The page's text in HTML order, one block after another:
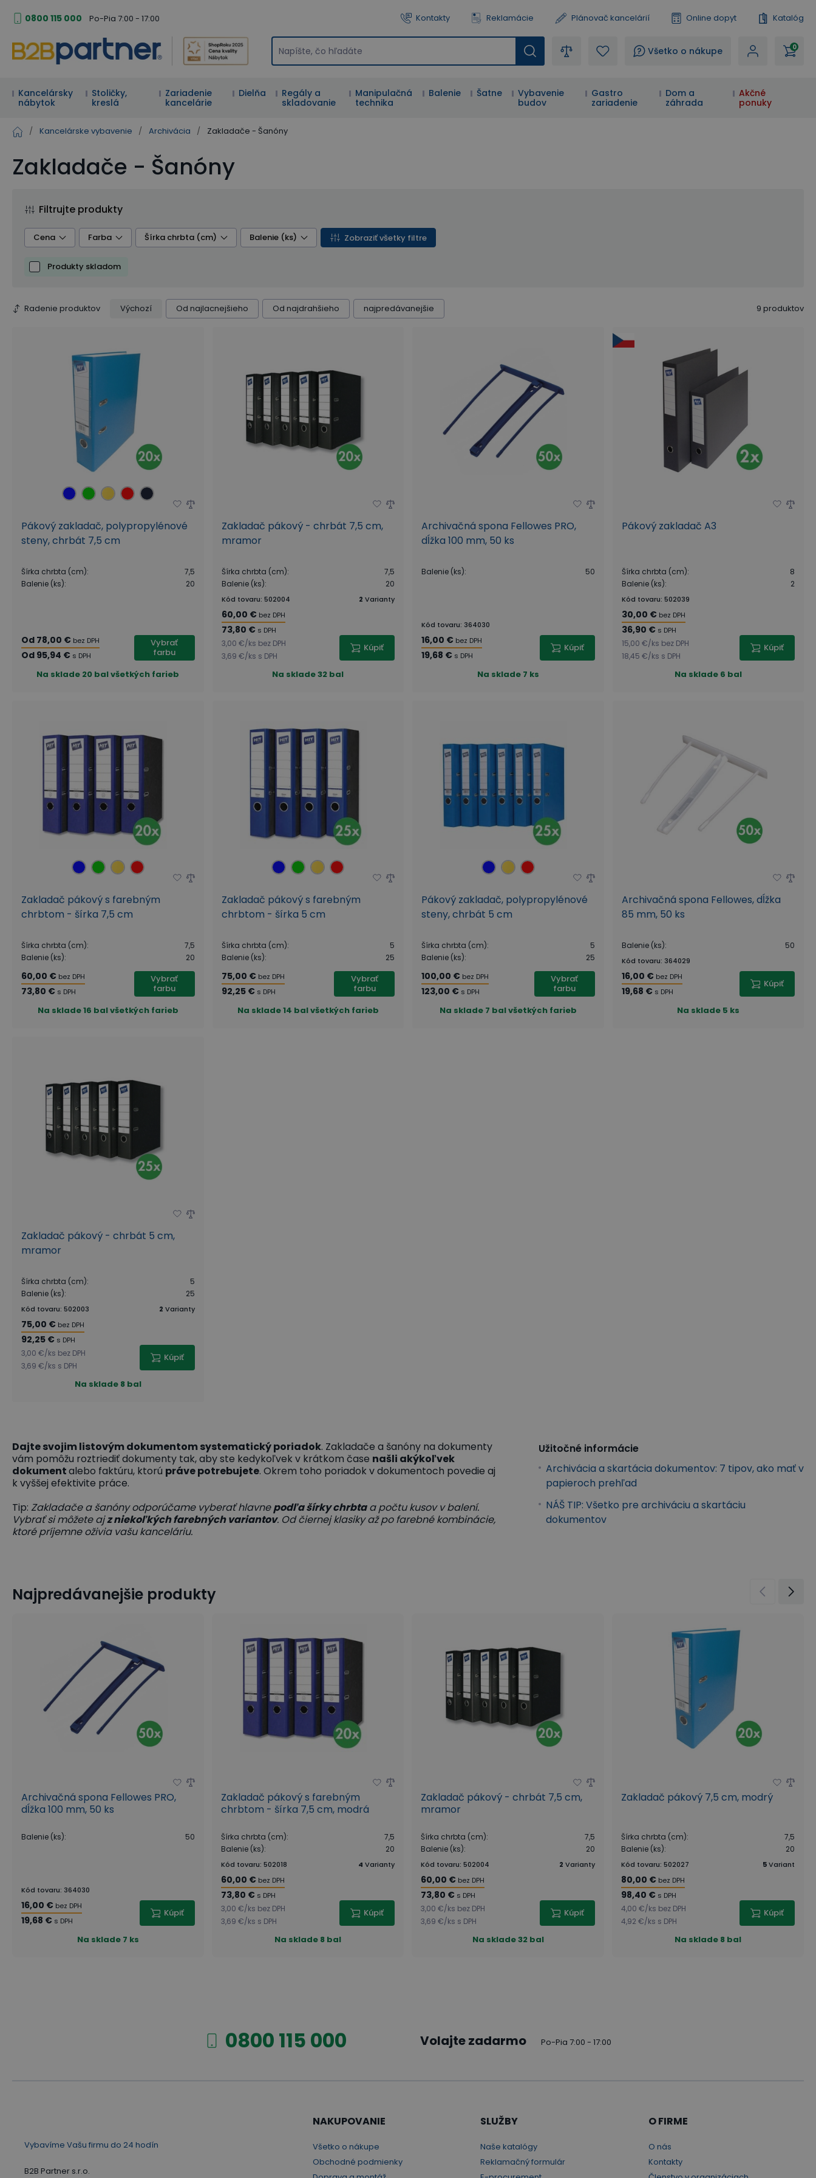
0800 115 000 Po-Pia 7:00 - 17:00 Kontakty Reklamácie Plánovač kancelárií Online dopyt Katalóg
? Všetko o nákupe 0
Kancelársky
nábytok
Stoličky,
kreslá
Zariadenie
kancelárie
Dielňa
Regály a
skladovanie
Manipulačná
technika
Balenie Šatne
Vybavenie
budov
Gastro
zariadenie
Dom a
záhrada
Akčné
ponuky
/ Kancelárske vybavenie / Archivácia / Zakladače - Šanóny
Zakladače - Šanóny
Filtrujte produkty
Cena Farba Šírka chrbta (cm) Balenie (ks) Zobraziť všetky filtre
Produkty skladom
Radenie produktov Výchozí Od najlacnejšieho Od najdrahšieho najpredávanejšie 9 produktov
Pákový zakladač, polypropylénové
steny, chrbát 7,5 cm
Šírka chrbta (cm):
7,5
Balenie (ks): 20
Od 78,00 € bez DPH
Od 95,94 € s DPH
Vybrať
farbu
Na sklade 20 bal všetkých farieb
Zakladač pákový - chrbát 7,5 cm,
mramor
Šírka chrbta (cm):
7,5
Balenie (ks): 20
Kód tovaru: 502004 2 Varianty
60,00 € bez DPH
73,80 € s DPH
3,00 €/ks bez DPH
3,69 €/ks s DPH
Kúpiť
Na sklade32 bal
Archivačná spona Fellowes PRO,
dĺžka 100 mm, 50 ks
Balenie (ks): 50
Kód tovaru: 364030
16,00 € bez DPH
19,68 € s DPH
Kúpiť
Na sklade 7 ks
Pákový zakladač A3
Šírka chrbta (cm):
8
Balenie (ks): 2
Kód tovaru: 502039
30,00 € bez DPH
36,90 € s DPH
15,00 €/ks bez DPH
18,45 €/ks s DPH
Kúpiť
Na sklade 6 bal
Zakladač pákový s farebným
chrbtom - šírka 7,5 cm
Šírka chrbta (cm):
7,5
Balenie (ks): 20
60,00 € bez DPH
73,80 € s DPH
Vybrať
farbu
Na sklade16 bal všetkých farieb
Zakladač pákový s farebným
chrbtom - šírka 5 cm
Šírka chrbta (cm):
5
Balenie (ks): 25
75,00 € bez DPH
92,25 € s DPH
Vybrať
farbu
Na sklade14 bal všetkých farieb
Pákový zakladač, polypropylénové
steny, chrbát 5 cm
Šírka chrbta (cm):
5
Balenie (ks): 25
100,00 € bez DPH
123,00 € s DPH
Vybrať
farbu
Na sklade 7 bal všetkých farieb
Archivačná spona Fellowes, dĺžka
85 mm, 50 ks
Balenie (ks): 50
Kód tovaru: 364029
16,00 € bez DPH
19,68 € s DPH
Kúpiť
Na sklade 5 ks
Zakladač pákový - chrbát 5 cm,
mramor
Šírka chrbta (cm):
5
Balenie (ks): 25
Kód tovaru: 502003 2 Varianty
75,00 € bez DPH
92,25 € s DPH
3,00 €/ks bez DPH
3,69 €/ks s DPH
Kúpiť
Na sklade 8 bal
Dajte svojim listovým dokumentom systematický poriadok. Zakladače a šanóny na dokumenty
vám pomôžu roztriediť dokumenty tak, aby ste kedykoľvek v krátkom čase našli akýkoľvek
dokumentalebo faktúru, ktorú práve potrebujete. Okrem toho poriadok v dokumentoch povedie aj
k vyššej efektivite práce.
Tip: Zakladače a šanóny odporúčame vyberať hlavnepodľa šírky chrbtaa počtu kusov v balení.
Vybrať si môžete ajz niekoľkých farebných variantov. Od čiernej klasiky až po farebné kombinácie,
ktoré príjemne oživia vašu kanceláriu.
Užitočné informácie
Archivácia a skartácia dokumentov: 7 tipov, ako mať v
papieroch prehľad
NÁŠ TIP: Všetko pre archiváciu a skartáciu
dokumentov
Najpredávanejšie produkty
Archivačná spona Fellowes PRO,
dĺžka 100 mm, 50 ks
Balenie (ks): 50
Kód tovaru: 364030
16,00 € bez DPH
19,68 € s DPH
Kúpiť
Na sklade 7 ks
Zakladač pákový s farebným
chrbtom - šírka 7,5 cm, modrá
Šírka chrbta (cm):
7,5
Balenie (ks): 20
Kód tovaru:502018 4 Varianty
60,00 € bez DPH
73,80 € s DPH
3,00 €/ks bez DPH
3,69 €/ks s DPH
Kúpiť
Na sklade 8 bal
Zakladač pákový - chrbát 7,5 cm,
mramor
Šírka chrbta (cm):
7,5
Balenie (ks): 20
Kód tovaru:502004 2 Varianty
60,00 € bez DPH
73,80 € s DPH
3,00 €/ks bez DPH
3,69 €/ks s DPH
Kúpiť
Na sklade32 bal
Zakladač pákový 7,5 cm, modrý
Šírka chrbta (cm):
7,5
Balenie (ks): 20
Kód tovaru: 502027 5Variant
80,00 € bez DPH
98,40 € s DPH
4,00 €/ks bez DPH
4,92 €/ks s DPH
Kúpiť
Na sklade 8 bal
0800 115 000 Volajte zadarmo Po-Pia 7:00 - 17:00
Vybavíme Vašu firmu do 24 hodín
B2B Partner s.r.o.
NAKUPOVANIE
Všetko o nákupe
Obchodné podmienky
SLUŽBY
Naše katalógy
Reklamačný formulár
O FIRME
O nás
Kontakty